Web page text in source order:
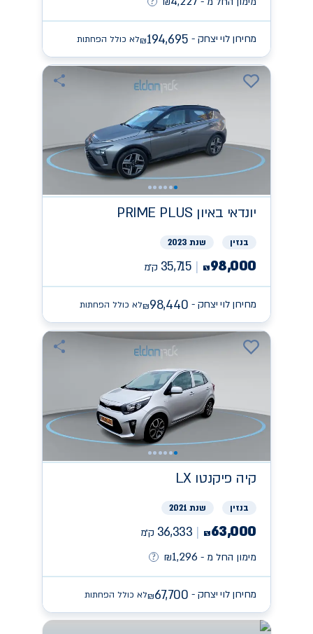
מחירון לוי יצחק - ₪194,695 לא כולל הפחתות
יונדאי PRIME PLUS באיון
בנזין שנת 2023
₪98,000
35,715 ק״מ
מחירון לוי יצחק - ₪98,440 לא כולל הפחתות
קיה פיקנטו LX
בנזין שנת 2021
₪63,000
36,333 ק״מ
מימון החל מ -
₪1,296
מחירון לוי יצחק - ₪67,700 לא כולל הפחתות